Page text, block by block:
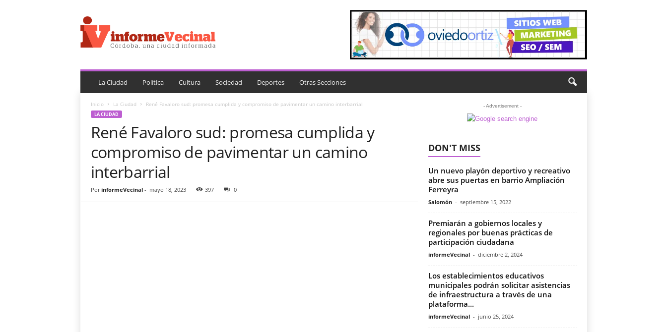
n
f
o
e
e
La Ciudad Política Cultura Sociedad Deportes Otras Secciones
Inicio La Ciudad René Favaloro sud: promesa cumplida y compromiso de pavimentar un camino interbarrial
LA CIUDAD
René Favaloro sud: promesa cumplida y
compromiso de pavimentar un camino
interbarrial
Por informeVecinal- mayo 18, 2023 397 0
- Advertisement -
DON'T MISS
Un nuevo playón deportivo y recreativo
abre sus puertas en barrio Ampliación
Ferreyra
Salomón - septiembre 15, 2022
Premiarán a gobiernos locales y
regionales por buenas prácticas de
participación ciudadana
informeVecinal - diciembre 2, 2024
Los establecimientos educativos
municipales podrán solicitar asistencias
de infraestructura a través de una
plataforma...
informeVecinal - junio 25, 2024